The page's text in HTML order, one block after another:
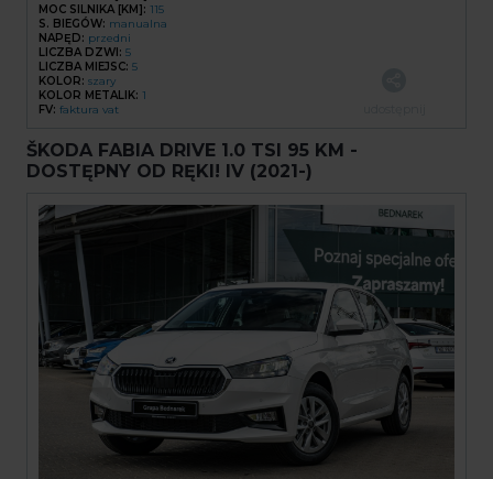
MOC SILNIKA [KM]: 115
S. BIEGÓW: manualna
NAPĘD: przedni
LICZBA DZWI: 5
LICZBA MIEJSC: 5
KOLOR: szary
KOLOR METALIK: 1
FV: faktura vat
ŠKODA FABIA DRIVE 1.0 TSI 95 KM -
DOSTĘPNY OD RĘKI! IV (2021-)